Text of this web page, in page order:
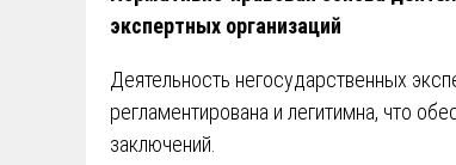
экспертных организаций
Деятельность негосударственных
регламентирована и легитимна, что
заключений.